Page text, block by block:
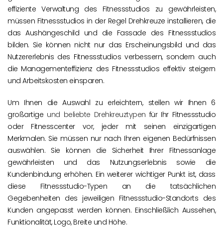
effiziente Verwaltung des Fitnessstudios zu gewährleisten,
müssen Fitnessstudios in der Regel Drehkreuze installieren, die
das Aushängeschild und die Fassade des Fitnessstudios
bilden. Sie können nicht nur das Erscheinungsbild und das
Nutzererlebnis des Fitnessstudios verbessern, sondern auch
die Managementeffizienz des Fitnessstudios effektiv steigern
und Arbeitskosten einsparen.
Um Ihnen die Auswahl zu erleichtern, stellen wir Ihnen 6
großartige und beliebte Drehkreuztypen für Ihr Fitnessstudio
oder Fitnesscenter vor, jeder mit seinen einzigartigen
Merkmalen. Sie müssen nur nach Ihren eigenen Bedürfnissen
auswählen. Sie können die Sicherheit Ihrer Fitnessanlage
gewährleisten und das Nutzungserlebnis sowie die
Kundenbindung erhöhen. Ein weiterer wichtiger Punkt ist, dass
diese Fitnessstudio-Typen an die tatsächlichen
Gegebenheiten des jeweiligen Fitnessstudio-Standorts des
Kunden angepasst werden können. Einschließlich Aussehen,
Funktionalität, Logo, Breite und Höhe.